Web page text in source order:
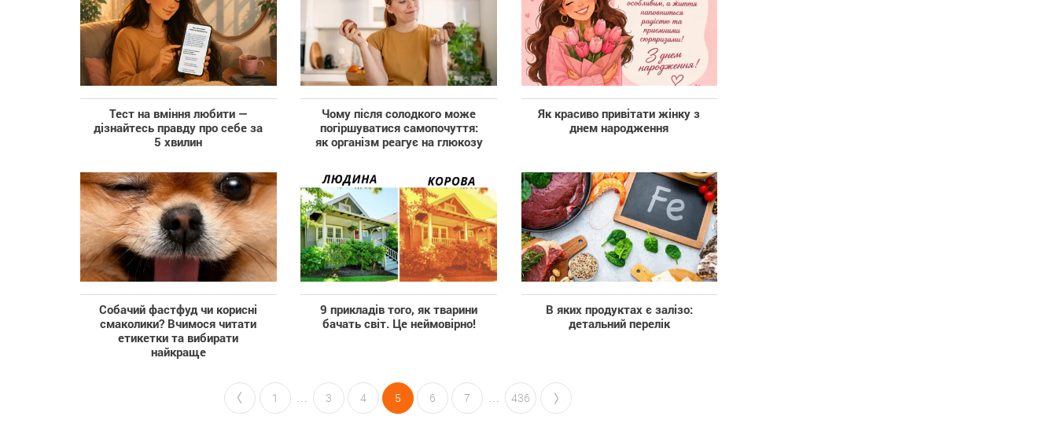
Тест на вміння любити —
дізнайтесь правду про себе за
5 хвилин
Чому після солодкого може
погіршуватися самопочуття:
як організм реагує на глюкозу
Як красиво привітати жінку з
днем народження
Собачий фастфуд чи корисні
смаколики? Вчимося читати
етикетки та вибирати
найкраще
9 прикладів того, як тварини
бачать світ. Це неймовірно!
В яких продуктах є залізо:
детальний перелік
1 3 4 5 6 7 436